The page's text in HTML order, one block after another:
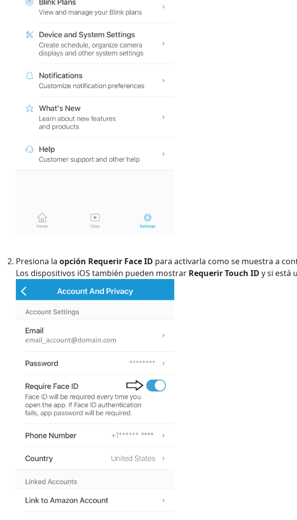
Presiona la opción Requerir Face ID para activarla como se muestra a
Los dispositivos iOS también pueden mostrar Requerir Touch ID y si está